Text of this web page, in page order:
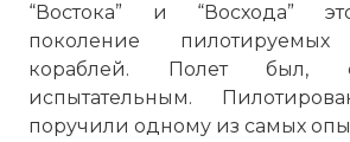
“Востока” и “Восхода”
поколение пилотируемых
кораблей. Полет был,
испытательным.
поручили одному из самых